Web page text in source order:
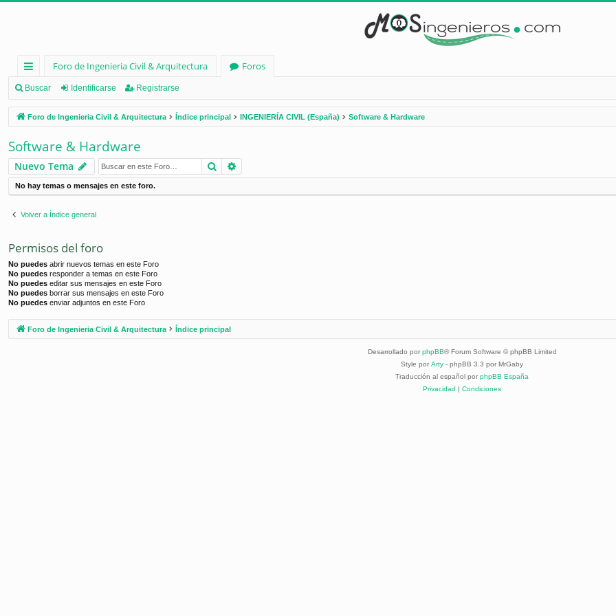
nl
ac
es
rá
pi
d
os
Foro de Ingenieria Civil & Arquitectura
Foros
Buscar Identificarse Registrarse
Foro de Ingenieria Civil & Arquitectura Índice principal INGENIERÍA CIVIL (España) Software & Hardware
Software & Hardware
Nuevo Tema Buscar
No hay temas o mensajes en este foro.
Volver a Índice general
Permisos del foro
No puedes abrir nuevos temas en este Foro
No puedes responder a temas en este Foro
No puedes editar sus mensajes en este Foro
No puedes borrar sus mensajes en este Foro
No puedes enviar adjuntos en este Foro
Foro de Ingenieria Civil & Arquitectura Índice principal
Desarrollado por phpBB® Forum Software © phpBB Limited
Style por Arty - phpBB 3.3 por MrGaby
Traducción al español por phpBB España
Privacidad | Condiciones